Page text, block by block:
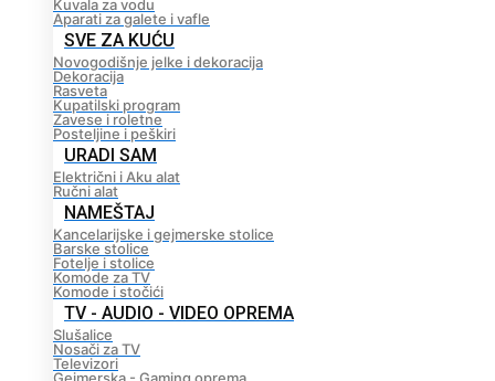
Kuvala za vodu
Aparati za galete i vafle
SVE ZA KUĆU
Novogodišnje jelke i dekoracija
Dekoracija
Rasveta
Kupatilski program
Zavese i roletne
Posteljine i peškiri
URADI SAM
Električni i Aku alat
Ručni alat
NAMEŠTAJ
Kancelarijske i gejmerske stolice
Barske stolice
Fotelje i stolice
Komode za TV
Komode i stočići
TV - AUDIO - VIDEO OPREMA
Slušalice
Nosači za TV
Televizori